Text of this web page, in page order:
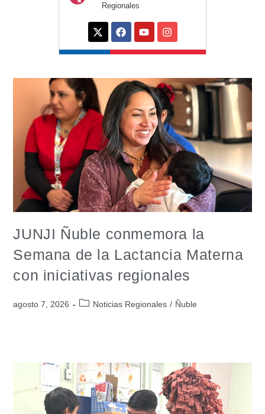
Regionales
JUNJI Ñuble conmemora la
Semana de la Lactancia Materna
con iniciativas regionales
agosto 7, 2026 Noticias Regionales / Ñuble